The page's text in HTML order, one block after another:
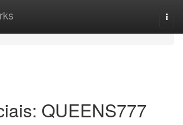
QUEENS777